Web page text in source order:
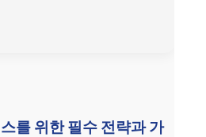
를 위한 필수 전략과 가